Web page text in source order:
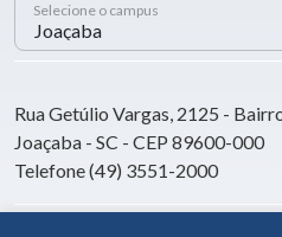
Selecione o campus
Rua Getúlio Vargas, 2125 -
Joaçaba - SC - CEP 89600-000
Telefone (49) 3551-2000